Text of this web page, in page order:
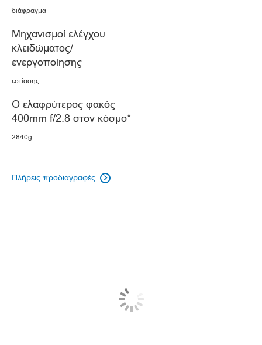
διάφραγμα
Μηχανισμοί ελέγχου
κλειδώματος/
ενεργοποίησης
εστίασης
Ο ελαφρύτερος φακός
400mm f/2.8 στον κόσμο*
2840g
Πλήρεις προδιαγραφές 